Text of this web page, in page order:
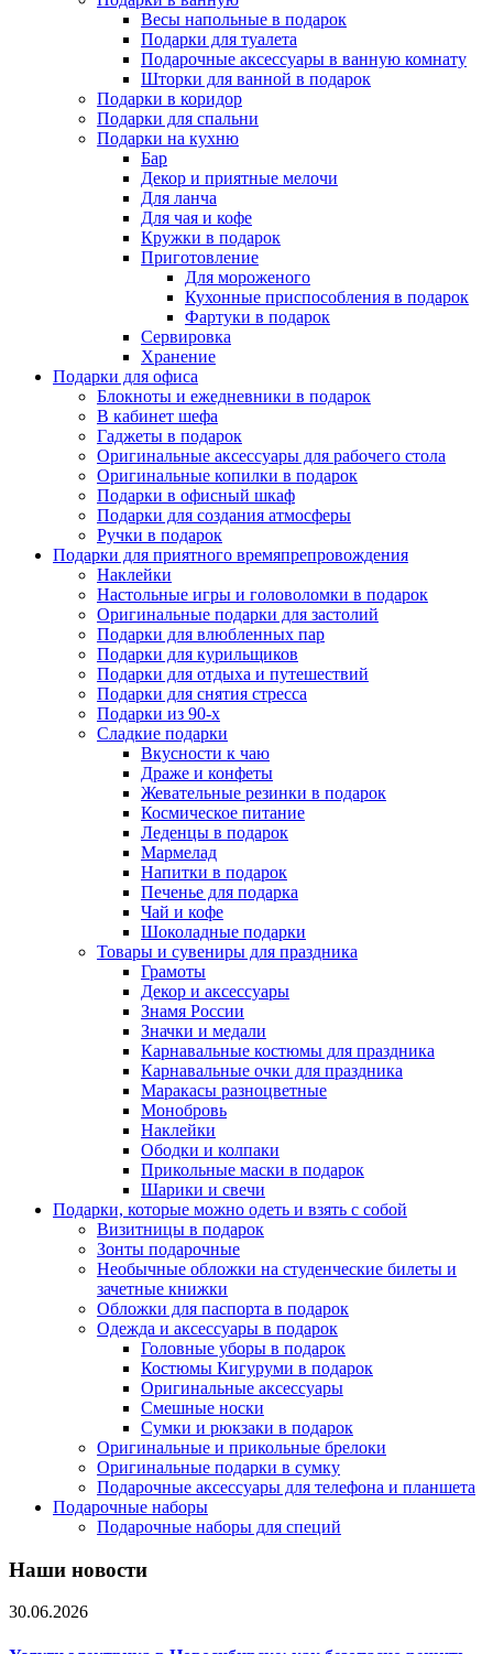
Весы напольные в подарок
Подарки для туалета
Подарочные аксессуары в ванную комнату
Шторки для ванной в подарок
Подарки в коридор
Подарки для спальни
Подарки на кухню
Бар
Декор и приятные мелочи
Для ланча
Для чая и кофе
Кружки в подарок
Приготовление
Для мороженого
Кухонные приспособления в подарок
Фартуки в подарок
Сервировка
Хранение
Подарки для офиса
Блокноты и ежедневники в подарок
В кабинет шефа
Гаджеты в подарок
Оригинальные аксессуары для рабочего стола
Оригинальные копилки в подарок
Подарки в офисный шкаф
Подарки для создания атмосферы
Ручки в подарок
Подарки для приятного времяпрепровождения
Наклейки
Настольные игры и головоломки в подарок
Оригинальные подарки для застолий
Подарки для влюбленных пар
Подарки для курильщиков
Подарки для отдыха и путешествий
Подарки для снятия стресса
Подарки из 90-х
Сладкие подарки
Вкусности к чаю
Драже и конфеты
Жевательные резинки в подарок
Космическое питание
Леденцы в подарок
Мармелад
Напитки в подарок
Печенье для подарка
Чай и кофе
Шоколадные подарки
Товары и сувениры для праздника
Грамоты
Декор и аксессуары
Знамя России
Значки и медали
Карнавальные костюмы для праздника
Карнавальные очки для праздника
Маракасы разноцветные
Монобровь
Наклейки
Ободки и колпаки
Прикольные маски в подарок
Шарики и свечи
Подарки, которые можно одеть и взять с собой
Визитницы в подарок
Зонты подарочные
Необычные обложки на студенческие билеты и
зачетные книжки
Обложки для паспорта в подарок
Одежда и аксессуары в подарок
Головные уборы в подарок
Костюмы Кигуруми в подарок
Оригинальные аксессуары
Смешные носки
Сумки и рюкзаки в подарок
Оригинальные и прикольные брелоки
Оригинальные подарки в сумку
Подарочные аксессуары для телефона и планшета
Подарочные наборы
Подарочные наборы для специй
Наши новости
30.06.2026